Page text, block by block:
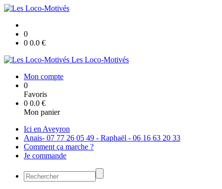
0
0 0.0 €
Les Loco-Motivés
Mon compte
0
Favoris
0 0.0 €
Mon panier
Ici en Aveyron
Anais- 07 77 26 05 49 - Raphaël - 06 16 63 20 33
Comment ça marche ?
Je commande